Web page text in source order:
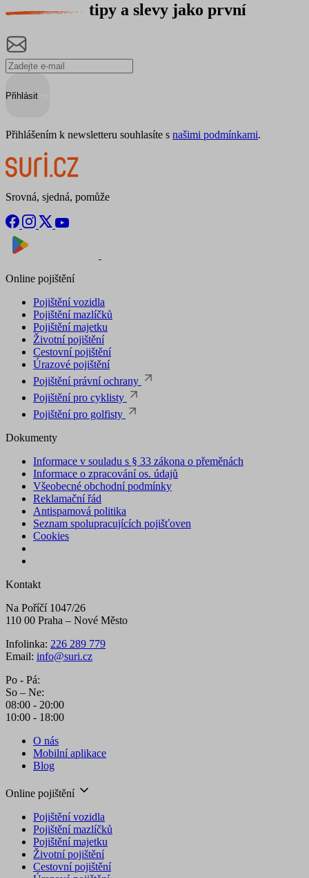
tipy a slevy jako první
Přihlásit
Přihlášením k newsletteru souhlasíte s našimi podmínkami.
Srovná, sjedná, pomůže
Online pojištění
Pojištění vozidla
Pojištění mazlíčků
Pojištění majetku
Životní pojištění
Cestovní pojištění
Úrazové pojištění
Pojištění právní ochrany
Pojištění pro cyklisty
Pojištění pro golfisty
Dokumenty
Informace v souladu s § 33 zákona o přeměnách
Informace o zpracování os. údajů
Všeobecné obchodní podmínky
Reklamační řád
Antispamová politika
Seznam spolupracujících pojišťoven
Cookies
Kontakt
Na Poříčí 1047/26
110 00 Praha – Nové Město
Infolinka: 226 289 779
Email: info@suri.cz
Po - Pá:
So – Ne:
08:00 - 20:00
10:00 - 18:00
O nás
Mobilní aplikace
Blog
Online pojištění
Pojištění vozidla
Pojištění mazlíčků
Pojištění majetku
Životní pojištění
Cestovní pojištění